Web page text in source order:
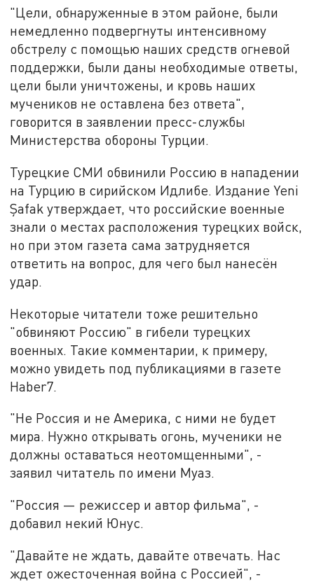
"Цели, обнаруженные в этом районе, были
немедленно подвергнуты интенсивному
обстрелу с помощью наших средств огневой
поддержки, были даны необходимые ответы,
цели были уничтожены, и кровь наших
мучеников не оставлена без ответа",
говорится в заявлении пресс-службы
Министерства обороны Турции.
Турецкие СМИ обвинили Россию в нападении
на Турцию в сирийском Идлибе. Издание Yeni
Şafak утверждает, что российские военные
знали о местах расположения турецких войск,
но при этом газета сама затрудняется
ответить на вопрос, для чего был нанесён
удар.
Некоторые читатели тоже решительно
"обвиняют Россию" в гибели турецких
военных. Такие комментарии, к примеру,
можно увидеть под публикациями в газете
Haber7.
"Не Россия и не Америка, с ними не будет
мира. Нужно открывать огонь, мученики не
должны оставаться неотомщенными", -
заявил читатель по имени Муаз.
"Россия — режиссер и автор фильма", -
добавил некий Юнус.
"Давайте не ждать, давайте отвечать. Нас
ждет ожесточенная война с Россией", -